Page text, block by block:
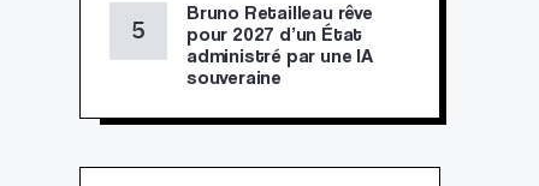
Bruno Retailleau rêve
pour 2027 d’un État
administré par une IA
souveraine